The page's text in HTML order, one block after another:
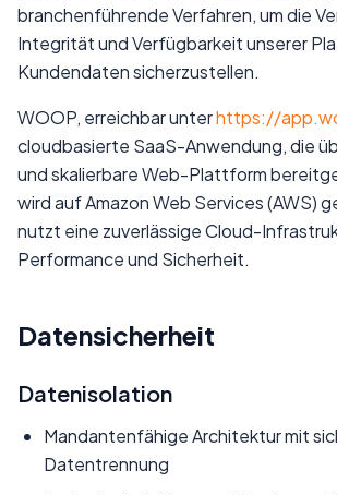
branchenführende Verfahren, um die
Integrität und Verfügbarkeit unserer
Kundendaten sicherzustellen.
WOOP, erreichbar unterhttps://
cloudbasierte SaaS-Anwendung, die
und skalierbare Web-Plattform
wird auf Amazon Web Services (AWS)
nutzt eine zuverlässige Cloud-
Performance und Sicherheit.
Datensicherheit
Datenisolation
Mandantenfähige Architektur mit
Datentrennung